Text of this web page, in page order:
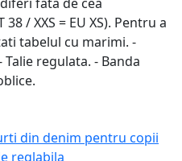
/ XXS = EU XS). Pentru a
tabelul cu marimi. -
regulata. - Banda